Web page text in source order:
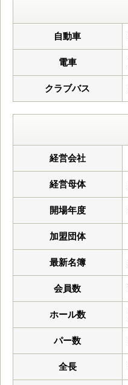
自動車
電車
クラブバス
経営会社
経営母体
開場年度
加盟団体
最新名簿
会員数
ホール数
パー数
全長